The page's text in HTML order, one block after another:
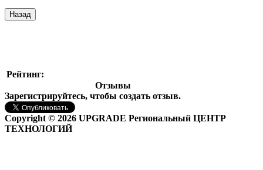
Рейтинг:
Отзывы
Зарегистрируйтесь, чтобы создать отзыв.
Copyright © 2026 UPGRADE Региональный ЦЕНТР
ТЕХНОЛОГИЙ